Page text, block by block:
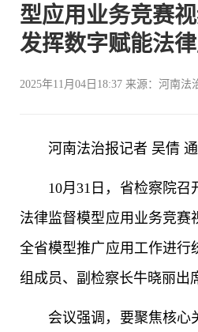
型应用业务竞赛
发挥数字赋能法
2025年11月04日18:37 来源：河南法
河南法治报记者 吴倩
10月31日，省检察院
法律监督模型应用业务竞赛
全省模型推广应用工作进行
组成员、副检察长牛晓丽出
会议强调，要聚焦核心